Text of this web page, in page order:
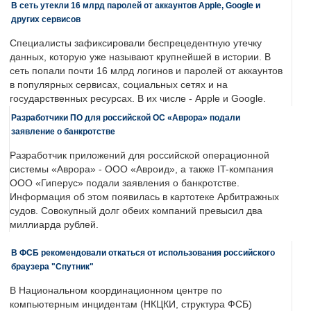
В сеть утекли 16 млрд паролей от аккаунтов Apple, Google и
других сервисов
Специалисты зафиксировали беспрецедентную утечку
данных, которую уже называют крупнейшей в истории. В
сеть попали почти 16 млрд логинов и паролей от аккаунтов
в популярных сервисах, социальных сетях и на
государственных ресурсах. В их числе - Apple и Google.
Разработчики ПО для российской ОС «Аврора» подали
заявление о банкротстве
Разработчик приложений для российской операционной
системы «Аврора» - ООО «Авроид», а также IT-компания
ООО «Гиперус» подали заявления о банкротстве.
Информация об этом появилась в картотеке Арбитражных
судов. Совокупный долг обеих компаний превысил два
миллиарда рублей.
В ФСБ рекомендовали откаться от использования российского
браузера "Спутник"
В Национальном координационном центре по
компьютерным инцидентам (НКЦКИ, структура ФСБ)